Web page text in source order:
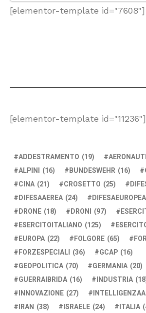
[elementor-template id="7608"]
[elementor-template id="11236"]
ADDESTRAMENTO (19)
ALPINI (16) BUNDESWEHR (16)
CINA (21) CROSETTO (25)
DIFESAAEREA (24) DIFESAEUROPEA
DRONE (18) DRONI (97)
ESERCITOITALIANO (125)
EUROPA (22) FOLGORE (65)
FORZESPECIALI (36) GCAP (16)
GEOPOLITICA (70) GERMANIA (20)
GUERRAIBRIDA (16) INDUSTRIA
INNOVAZIONE (27)
IRAN (38) ISRAELE (24) ITALIA